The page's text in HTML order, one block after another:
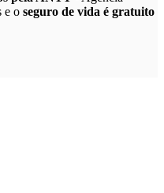
e o seguro de vida é gratuito